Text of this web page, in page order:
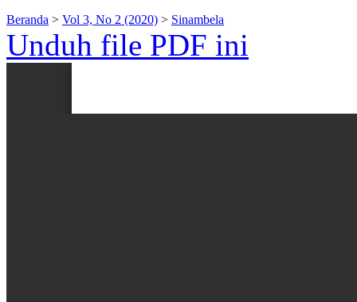
Beranda > Vol 3, No 2 (2020) > Sinambela
Unduh file PDF ini